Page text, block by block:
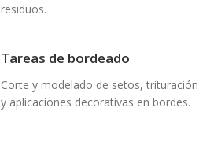
residuos.
Tareas de bordeado
Corte y modelado de setos, trituración
y aplicaciones decorativas en bordes.